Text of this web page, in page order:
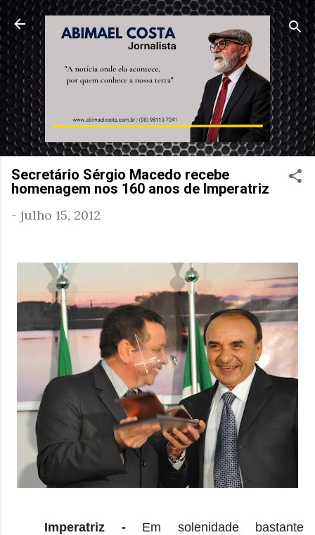
Pular para o conteúdo principal
Secretário Sérgio Macedo recebe
homenagem nos 160 anos de Imperatriz
- julho 15, 2012
Imperatriz - Em solenidade bastante